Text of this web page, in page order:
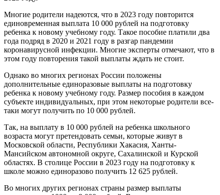
Многие родители надеются, что в 2023 году повторится
единовременная выплата 10 000 рублей на подготовку
ребенка к новому учебному году. Такое пособие платили два
года подряд в 2020 и 2021 году в разгар пандемии
коронавирусной инфекции. Многие эксперты отмечают, что в
этом году повторения такой выплаты ждать не стоит.
Однако во многих регионах России положены
дополнительные единоразовые выплаты на подготовку
ребенка к новому учебному году. Размер пособия в каждом
субъекте индивидуальных, при этом некоторые родители все-
таки могут получить по 10 000 рублей.
Так, на выплату в 10 000 рублей на ребенка школьного
возраста могут претендовать семьи, которые живут в
Московской области, Республики Хакасия, Ханты-
Мансийском автономной округе, Сахалинской и Курской
областях. В столице России в 2023 году на подготовку к
школе можно единоразово получить 12 625 рублей.
Во многих других регионах страны размер выплаты